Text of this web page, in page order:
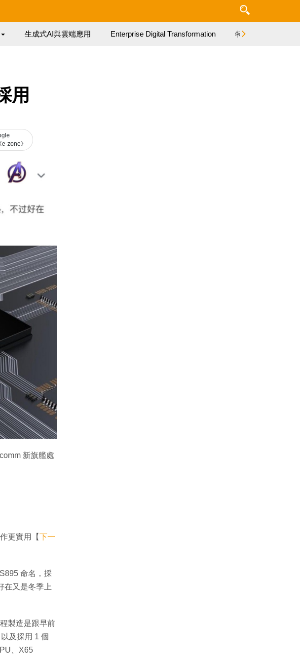
生成式AI與雲端應用 Enterprise Digital Transformation 特集
用
zone》
新旗艦處
更實用【下一
命名，採
在又是冬季上
製造是跟早前
及採用 1 個
、X65